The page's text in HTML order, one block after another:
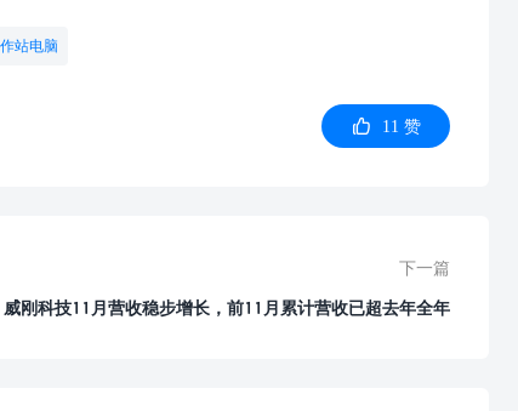
站电脑
11 赞
下一篇
威刚科技11月营收稳步增长，前11月累计营收已超去年全年